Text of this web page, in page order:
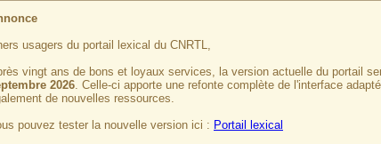
usagers du portail lexical du CNRTL,
vingt ans de bons et loyaux services, la version actuelle du portail
2026. Celle-ci apporte une refonte complète de l'interface
de nouvelles ressources.
pouvez tester la nouvelle version ici : Portail lexical